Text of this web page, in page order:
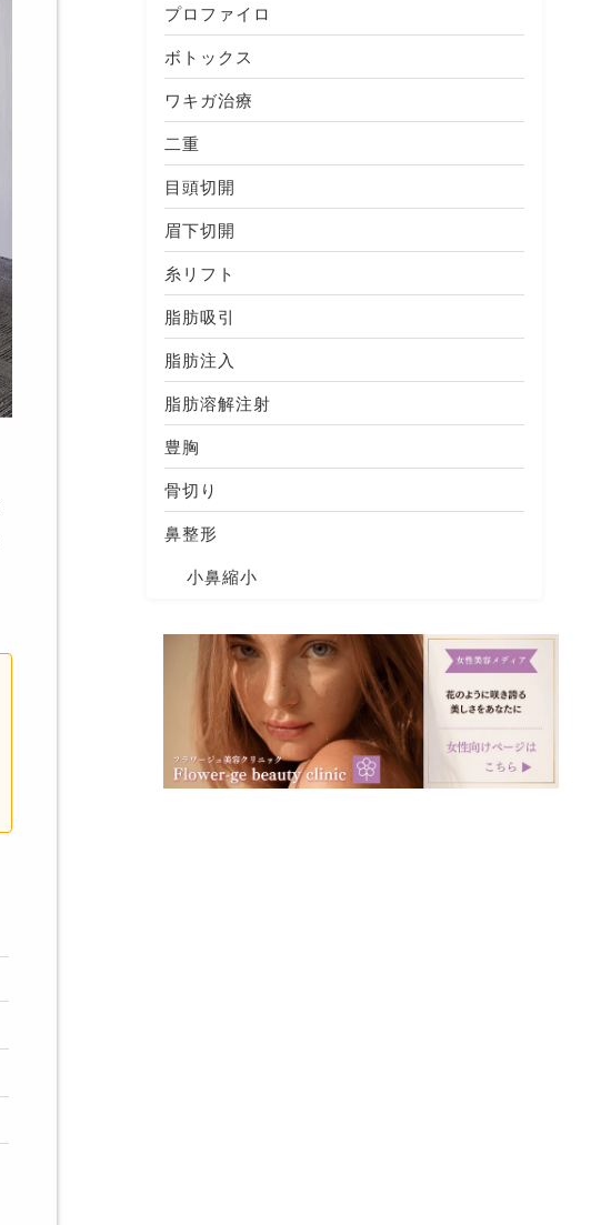
プロファイロ
ボトックス
ワキガ治療
二重
目頭切開
眉下切開
糸リフト
脂肪吸引
脂肪注入
脂肪溶解注射
豊胸
骨切り
鼻整形
小鼻縮小